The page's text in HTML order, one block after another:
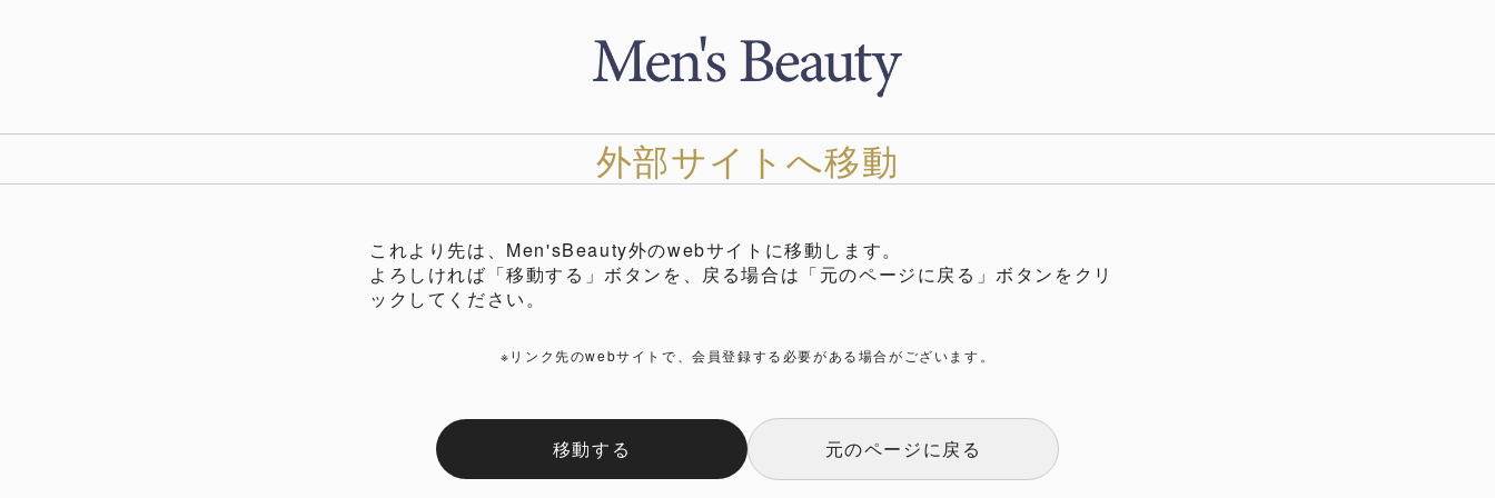
外部サイトへ移動
これより先は、Men'sBeauty外のwebサイトに移動します。
よろしければ「移動する」ボタンを、戻る場合は「元のページに戻る」ボタンをクリ
ックしてください。
※リンク先のwebサイトで、会員登録する必要がある場合がございます。
移動する 元のページに戻る